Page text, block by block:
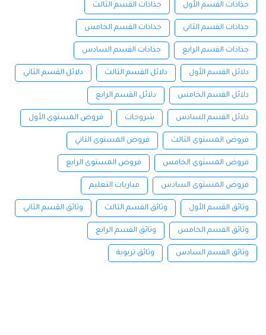
جذاذات القسم الأول جذاذات القسم الثالث
جذاذات القسم الثاني جذاذات القسم الخامس
جذاذات القسم الرابع جذاذات القسم السادس
دلائل القسم الأول دلائل القسم الثالث دلائل القسم الثاني
دلائل القسم الخامس دلائل القسم الرابع
دلائل القسم السادس شروحات فروض المستوى الأول
فروض المستوى الثالث فروض المستوى الثاني
فروض المستوى الخامس فروض المستوى الرابع
فروض المستوى السادس مباريات التعليم
وثائق القسم الأول وثائق القسم الثالث وثائق القسم الثاني
وثائق القسم الخامس وثائق القسم الرابع
وثائق القسم السادس وثائق تربوية